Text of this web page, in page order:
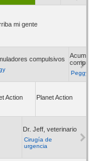
mi gente
compulsivos
Action Planet Action
Dr. Jeff, veterinario
Cirugía de
urgencia